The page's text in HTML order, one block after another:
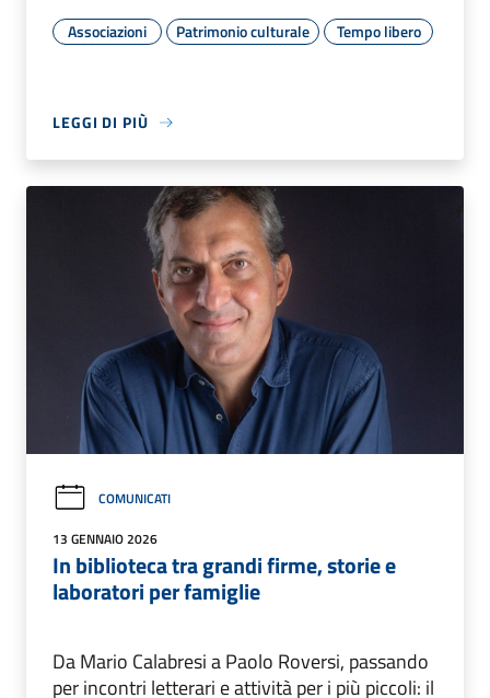
Associazioni Patrimonio culturale Tempo libero
LEGGI DI PIÙ
COMUNICATI
13 GENNAIO 2026
In biblioteca tra grandi firme, storie e
laboratori per famiglie
Da Mario Calabresi a Paolo Roversi, passando
per incontri letterari e attività per i più piccoli: il